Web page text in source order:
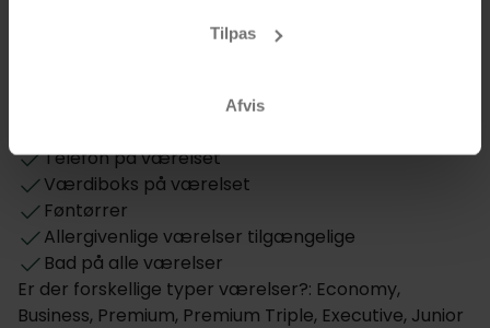
Tilpas
Afvis
Værelser i stueetage
Telefon på værelset
Værdiboks på værelset
Føntørrer
Allergivenlige værelser tilgængelige
Bad på alle værelser
Er der forskellige typer værelser?: Economy,
Business, Premium, Premium Triple, Executive, Junior